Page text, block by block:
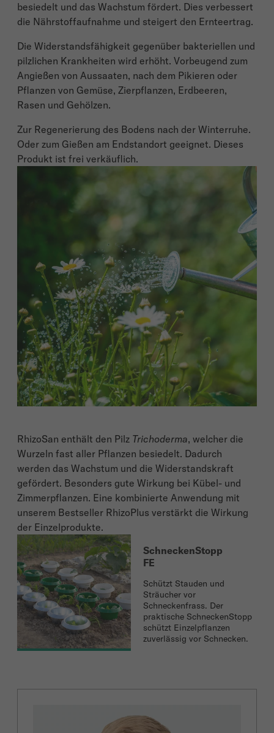
besiedelt und das Wachstum fördert. Dies verbessert
die Nährstoffaufnahme und steigert den Ernteertrag.
Die Widerstandsfähigkeit gegenüber bakteriellen und
pilzlichen Krankheiten wird erhöht. Vorbeugend zum
Angießen von Aussaaten, nach dem Pikieren oder
Pflanzen von Gemüse, Zierpflanzen, Erdbeeren,
Rasen und Gehölzen.
Zur Regenerierung des Bodens nach der Winterruhe.
Oder zum Gießen am Endstandort geeignet. Dieses
Produkt ist frei verkäuflich.
RhizoSan enthält den Pilz Trichoderma, welcher die
Wurzeln fast aller Pflanzen besiedelt. Dadurch
werden das Wachstum und die Widerstandskraft
gefördert. Besonders gute Wirkung bei Kübel- und
Zimmerpflanzen. Eine kombinierte Anwendung mit
unserem Bestseller RhizoPlus verstärkt die Wirkung
der Einzelprodukte.
SchneckenStopp
FE
Schützt Stauden und
Sträucher vor
Schneckenfrass. Der
praktische SchneckenStopp
schützt Einzelpflanzen
zuverlässig vor Schnecken.